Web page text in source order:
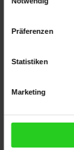
Präferenzen
Statistiken
Marketing
Antistatisch
Artikel gehört zur